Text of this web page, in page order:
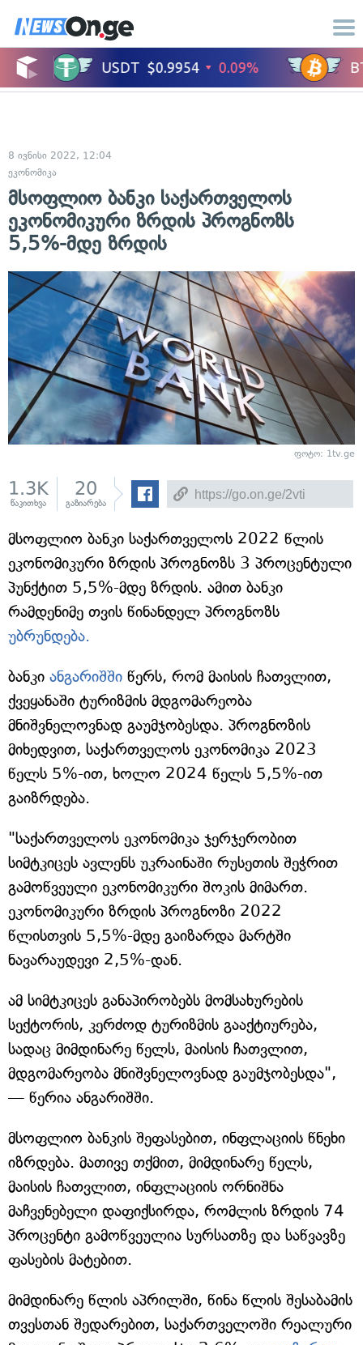
8 ივნისი 2022, 12:04
ეკონომიკა
მსოფლიო ბანკი საქართველოს
ეკონომიკური ზრდის პროგნოზს
5,5%-მდე ზრდის
ფოტო: 1tv.ge
1.3K
წაკითხვა
20
გაზიარება
მსოფლიო ბანკი საქართველოს 2022 წლის
ეკონომიკური ზრდის პროგნოზს 3 პროცენტული
პუნქტით 5,5%-მდე ზრდის. ამით ბანკი
რამდენიმე თვის წინანდელ პროგნოზს
უბრუნდება.
ბანკი ანგარიშში წერს, რომ მაისის ჩათვლით,
ქვეყანაში ტურიზმის მდგომარეობა
მნიშვნელოვნად გაუმჯობესდა. პროგნოზის
მიხედვით, საქართველოს ეკონომიკა 2023
წელს 5%-ით, ხოლო 2024 წელს 5,5%-ით
გაიზრდება.
"საქართველოს ეკონომიკა ჯერჯერობით
სიმტკიცეს ავლენს უკრაინაში რუსეთის შეჭრით
გამოწვეული ეკონომიკური შოკის მიმართ.
ეკონომიკური ზრდის პროგნოზი 2022
წლისთვის 5,5%-მდე გაიზარდა მარტში
ნავარაუდევი 2,5%-დან.
ამ სიმტკიცეს განაპირობებს მომსახურების
სექტორის, კერძოდ ტურიზმის გააქტიურება,
სადაც მიმდინარე წელს, მაისის ჩათვლით,
მდგომარეობა მნიშვნელოვნად გაუმჯობესდა",
— წერია ანგარიშში.
მსოფლიო ბანკის შეფასებით, ინფლაციის წნეხი
იზრდება. მათივე თქმით, მიმდინარე წელს,
მაისის ჩათვლით, ინფლაციის ორნიშნა
მაჩვენებელი დაფიქსირდა, რომლის ზრდის 74
პროცენტი გამოწვეულია სურსათზე და საწვავზე
ფასების მატებით.
მიმდინარე წლის აპრილში, წინა წლის შესაბამის
თვესთან შედარებით, საქართველოში რეალური